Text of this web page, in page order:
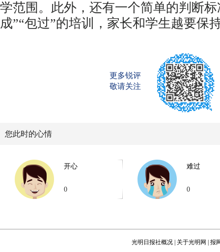
学范围。此外，还有一个简单的判断
成”“包过”的培训，家长和学生越要保
更多锐评
敬请关注
您此时的心情
开心
0
难过
0
光明日报社概况 关于光明网 报